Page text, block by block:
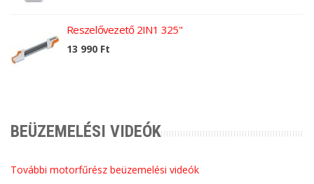
Reszelővezető 2IN1 325"
13 990 Ft
BEÜZEMELÉSI VIDEÓK
További motorfűrész beüzemelési videók